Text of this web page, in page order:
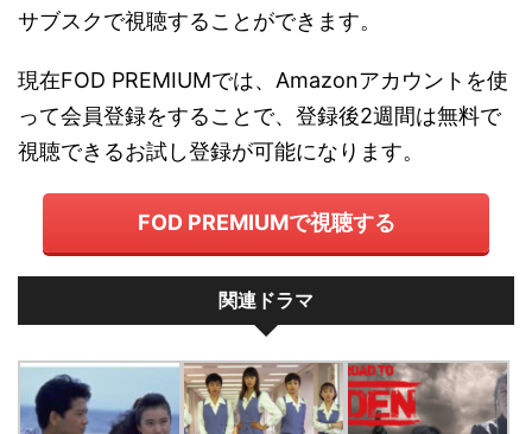
サブスクで視聴することができます。
現在FOD PREMIUMでは、Amazonアカウントを使
って会員登録をすることで、登録後2週間は無料で
視聴できるお試し登録が可能になります。
FOD PREMIUMで視聴する
関連ドラマ